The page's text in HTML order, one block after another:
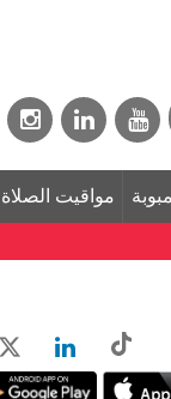
مواقيت الصلاة